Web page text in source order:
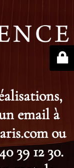
email à
ou
39 12 30.